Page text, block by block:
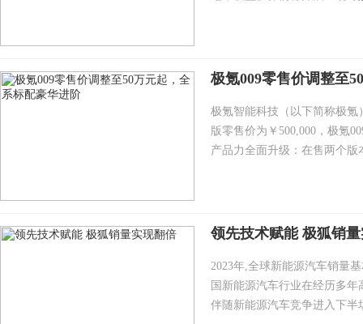
极氪009零售价调整至
极氪智能科技（以下简称极氪
版零售价为￥500,000，极氪
产品力全面升级：在售两个
领先技术赋能 极狐销
2023年,全球新能源汽车销量
国新能源汽车行业在经历多
伴随新能源汽车竞争进入下半